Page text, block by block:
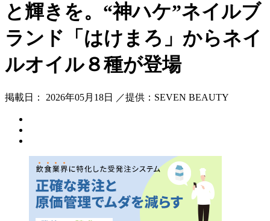
と輝きを。“神ハケ”ネイルブ
ランド「はけまろ」からネイ
ルオイル８種が登場
掲載日： 2026年05月18日 ／提供：SEVEN BEAUTY